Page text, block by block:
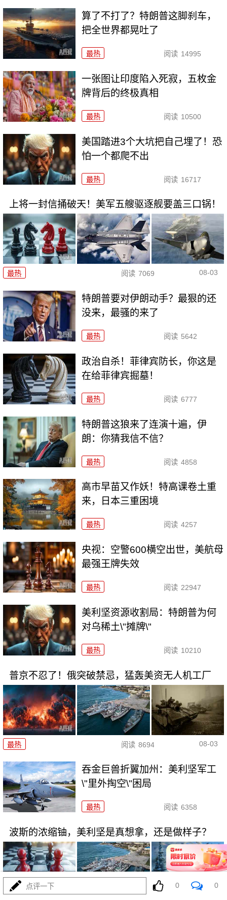
算了不打了？特朗普这脚刹车，
把全世界都晃吐了
最热 阅读 14995
一张图让印度陷入死寂，五枚金
牌背后的终极真相
最热 阅读 10500
美国踏进3个大坑把自己埋了！恐
怕一个都爬不出
最热 阅读 16717
上将一封信捅破天！美军五艘驱逐舰要盖三口锅！
最热 阅读 7069 08-03
特朗普要对伊朗动手？最狠的还
没来，最骚的来了
最热 阅读 5642
政治自杀！菲律宾防长，你这是
在给菲律宾掘墓！
最热 阅读 6777
特朗普这狼来了连演十遍，伊
朗：你猜我信不信？
最热 阅读 4858
高市早苗又作妖！特高课卷土重
来，日本三重困境
最热 阅读 4257
央视：空警600横空出世，美航母
最强王牌失效
最热 阅读 22947
美利坚资源收割局：特朗普为何
对乌稀土\"摊牌\"
最热 阅读 10210
普京不忍了！俄突破禁忌，猛轰美资无人机工厂
最热 阅读 8694 08-03
吞金巨兽折翼加州：美利坚军工
\"里外掏空\"困局
最热 阅读 6358
波斯的浓缩铀，美利坚是真想拿，还是做样子？
点评一下 0 0